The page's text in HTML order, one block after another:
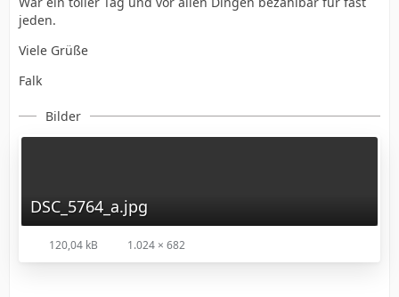
jeden.
Viele Grüße
Falk
Bilder
DSC_5764_a.jpg
120,04 kB 1.024 × 682